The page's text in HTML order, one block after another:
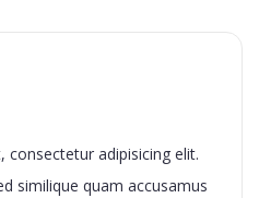
adipisicing elit.
similique quam accusamus